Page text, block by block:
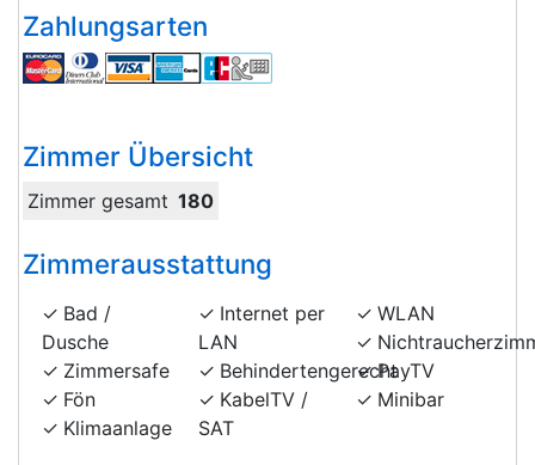
Zahlungsarten
Zimmer Übersicht
Zimmer gesamt 180
Zimmerausstattung
Bad /
Dusche
Zimmersafe
Fön
Klimaanlage
Internet per
LAN
Behindertengerecht
KabelTV /
SAT
WLAN
PayTV
Minibar